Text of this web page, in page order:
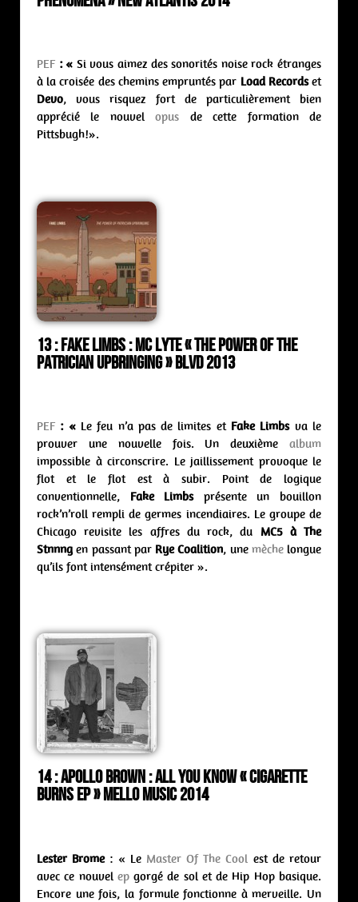
PEF : « Si vous aimez des sonorités noise rock étranges
à la croisée des chemins empruntés par Load Recordset
Devo, vous risquez fort de particulièrement bien
apprécié le nouvelopus de cette formation de
Pittsbugh!».
13 : Fake Limbs : MC Lyte « The Power Of The
Patrician Upbringing » BLVD 2013
PEF : « Le feu n’a pas de limites et Fake Limbsva le
prouver une nouvelle fois. Un deuxième album
impossible à circonscrire. Le jaillissement provoque le
flot et le flot est à subir. Point de logique
conventionnelle, Fake Limbsprésente un bouillon
rock’n’roll rempli de germes incendiaires. Le groupe de
Chicago revisite les affres du rock, du MC5 à The
Stnnng en passant par Rye Coalition, une mèchelongue
qu’ils font intensément crépiter ».
14 : Apollo Brown : all you know « Cigarette
Burns ep » Mello Music 2014
Lester Brome: « Le Master Of The Cool est de retour
avec ce nouvel ep gorgé de sol et de Hip Hop basique.
Encore une fois, la formule fonctionne à merveille. Un